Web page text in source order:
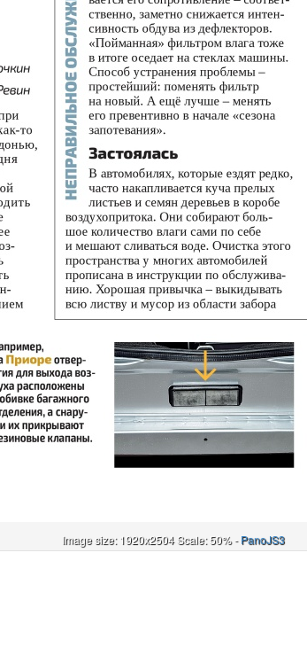
Image size: 1920x2504 Scale: 50% -PanoJS3